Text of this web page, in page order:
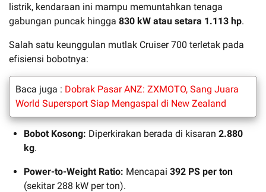
listrik, kendaraan ini mampu memuntahkan tenaga
gabungan puncak hingga 830 kW atau setara 1.113 hp.
Salah satu keunggulan mutlak Cruiser 700 terletak pada
efisiensi bobotnya:
Baca juga : Dobrak Pasar ANZ: ZXMOTO, Sang Juara
World Supersport Siap Mengaspal di New Zealand
Bobot Kosong: Diperkirakan berada di kisaran 2.880
kg.
Power-to-Weight Ratio: Mencapai 392 PS per ton
(sekitar 288 kW per ton).